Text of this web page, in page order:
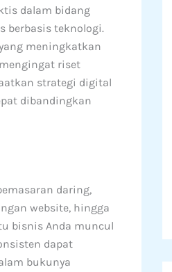
dalam bidang
berbasis teknologi.
meningkatkan
riset
strategi digital
dibandingkan
daring,
website, hingga
bisnis Anda muncul
dapat
bukunya